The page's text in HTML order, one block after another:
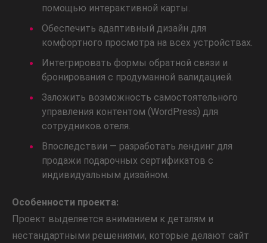
помощью интерактивной карты.
Обеспечить адаптивный дизайн для
комфортного просмотра на всех устройствах.
Интегрировать формы обратной связи и
бронирования с продуманной валидацией.
Заложить возможность самостоятельного
управления контентом (WordPress) для
сотрудников отеля.
Впоследствии — разработать лендинг для
продажи подарочных сертификатов с
индивидуальным дизайном.
Особенности проекта:
Проект выделяется вниманием к деталям и
нестандартными решениями, которые делают сайт